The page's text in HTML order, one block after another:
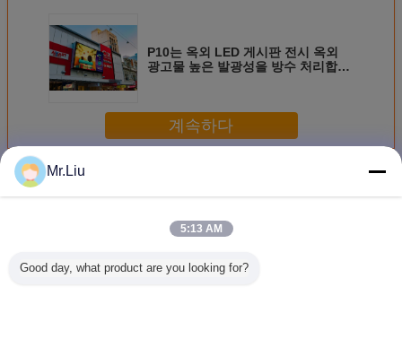
P10는 옥외 LED 게시판 전시 옥외
광고물 높은 발광성을 방수 처리합니
계속하다
더 많은 것옥외 led 광고판
10mm 픽셀 피치
9000 니트 스타디
Mr.Liu
5:13 AM
Good day, what product are you looking for?